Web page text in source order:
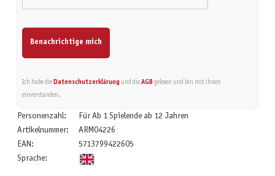
Benachrichtige mich
Ich habe die Datenschutzerklärungund die AGBgelesen und bin mit ihnen
einverstanden.
Personenzahl:
Für Ab 1 Spielende ab 12 Jahren
Artikelnummer:
ARM04226
EAN:
5713799422605
Sprache: